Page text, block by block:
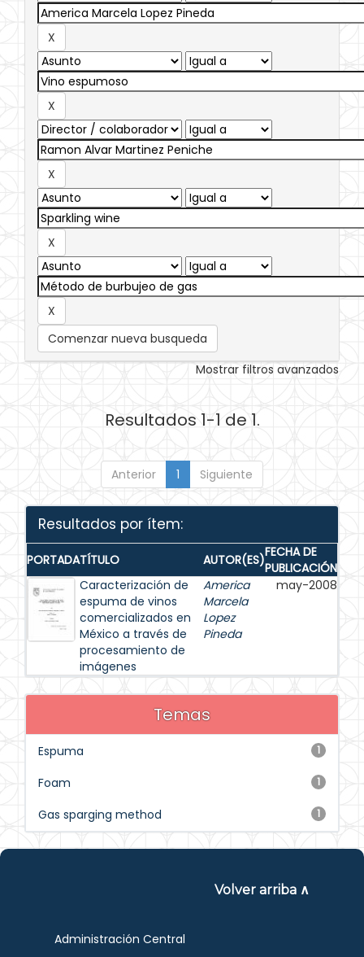
Comenzar nueva busqueda
Mostrar filtros avanzados
Resultados 1-1 de 1.
Anterior 1 Siguiente
Resultados por ítem:
PORTADATÍTULO AUTOR(ES)FECHA DE
PUBLICACIÓN
Caracterización de
espuma de vinos
comercializados en
México a través de
procesamiento de
imágenes
America
Marcela
Lopez
Pineda
may-2008
Temas
1
Espuma
1
Foam
1
Gas sparging method
Volver arriba ∧
Administración Central